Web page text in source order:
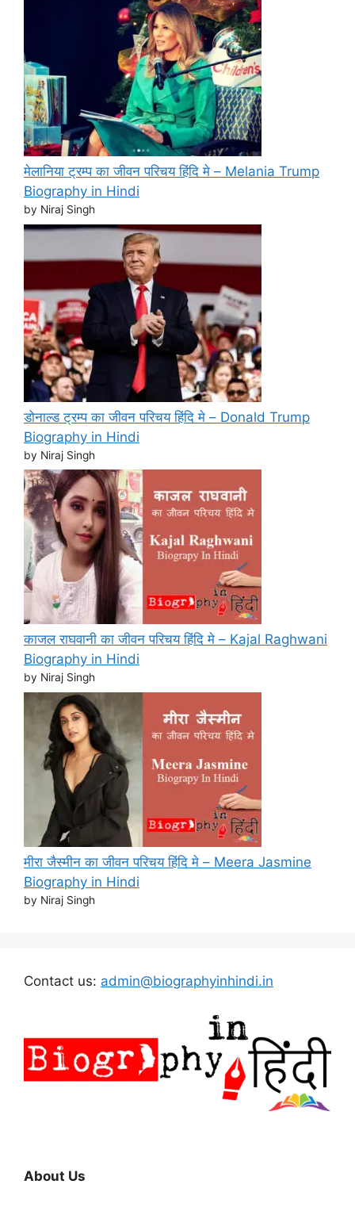
मेलानिया ट्रम्प का जीवन परिचय हिंदि मे – Melania Trump
Biography in Hindi
by Niraj Singh
डोनाल्ड ट्रम्प का जीवन परिचय हिंदि मे – Donald Trump
Biography in Hindi
by Niraj Singh
काजल राघवानी का जीवन परिचय हिंदि मे – Kajal Raghwani
Biography in Hindi
by Niraj Singh
मीरा जैस्मीन का जीवन परिचय हिंदि मे – Meera Jasmine
Biography in Hindi
by Niraj Singh
Contact us: admin@biographyinhindi.in
About Us